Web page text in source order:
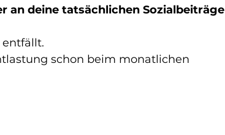
an deine tatsächlichen Sozialbeiträge
entfällt.
schon beim monatlichen